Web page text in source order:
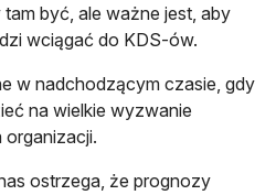
być, ale ważne jest, aby
wciągać do KDS-ów.
w nadchodzącym czasie, gdy
na wielkie wyzwanie
organizacji.
ostrzega, że prognozy